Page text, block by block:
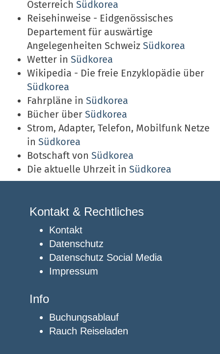
Österreich Südkorea
Reisehinweise - Eidgenössisches
Departement für auswärtige
Angelegenheiten Schweiz Südkorea
Wetter in Südkorea
Wikipedia - Die freie Enzyklopädie über
Südkorea
Fahrpläne in Südkorea
Bücher über Südkorea
Strom, Adapter, Telefon, Mobilfunk Netze
in Südkorea
Botschaft von Südkorea
Die aktuelle Uhrzeit in Südkorea
Kontakt & Rechtliches
Kontakt
Datenschutz
Datenschutz Social Media
Impressum
Info
Buchungsablauf
Rauch Reiseladen